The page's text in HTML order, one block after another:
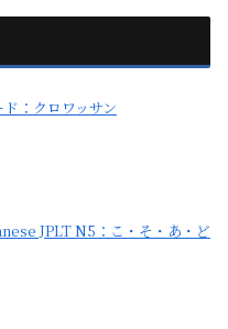
：クロワッサン
JPLT N5：こ・そ・あ・ど